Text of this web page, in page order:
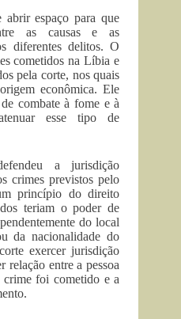
espaço para que
as causas e as
diferentes delitos. O
cometidos na Líbia e
pela corte, nos quais
econômica. Ele
combate à fome e à
esse tipo de
a jurisdição
crimes previstos pelo
princípio do direito
teriam o poder de
do local
da nacionalidade do
exercer jurisdição
entre a pessoa
foi cometido e a